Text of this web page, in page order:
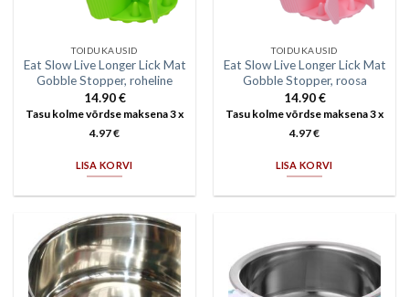
TOIDUKAUSID
Eat Slow Live Longer Lick Mat
Gobble Stopper, roheline
14.90€
Tasu kolme võrdse maksena 3 x
4.97€
LISA KORVI
TOIDUKAUSID
Eat Slow Live Longer Lick Mat
Gobble Stopper, roosa
14.90€
Tasu kolme võrdse maksena 3 x
4.97€
LISA KORVI